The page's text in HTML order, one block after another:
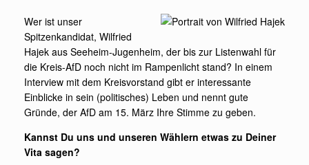
Wer ist unser
Spitzenkandidat, Wilfried
Hajek aus Seeheim-Jugenheim, der bis zur Listenwahl für
die Kreis-AfD noch nicht im Rampenlicht stand? In einem
Interview mit dem Kreisvorstand gibt er interessante
Einblicke in sein (politisches) Leben und nennt gute
Gründe, der AfD am 15. März Ihre Stimme zu geben.
Kannst Du uns und unseren Wählern etwas zu Deiner
Vita sagen?